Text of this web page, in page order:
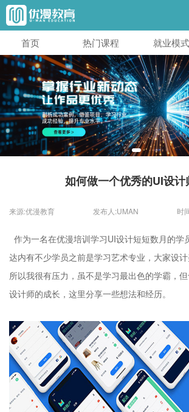
首页 热门课程 就业模式
如何做一个优秀的UI设计
来源:优漫教育 发布人:UMAN 时
作为一名在优漫培训学习UI设计短短数月的学
达内有不少学员之前是学习艺术专业，大家设计
所以我很有压力，虽不是学习最出色的学霸，
设计师的成长，这里分享一些想法和经历。